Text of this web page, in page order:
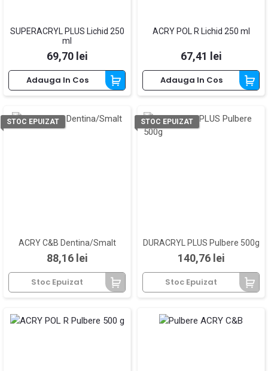
SUPERACRYL PLUS Lichid 250
ml
Pret
69,70 lei
Adauga In Cos
ACRY POL R Lichid 250 ml
Pret
67,41 lei
Adauga In Cos
ACRY C&B Dentina/Smalt
Pret
88,16 lei
Stoc Epuizat
STOC EPUIZAT
DURACRYL PLUS Pulbere 500g
Pret
140,76 lei
Stoc Epuizat
STOC EPUIZAT